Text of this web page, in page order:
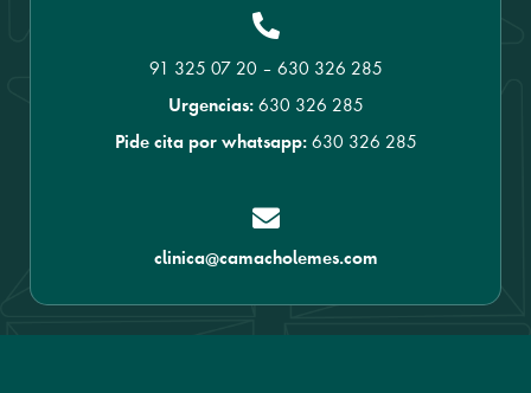
91 325 07 20 – 630 326 285
Urgencias: 630 326 285
Pide cita por whatsapp: 630 326 285
clinica@camacholemes.com